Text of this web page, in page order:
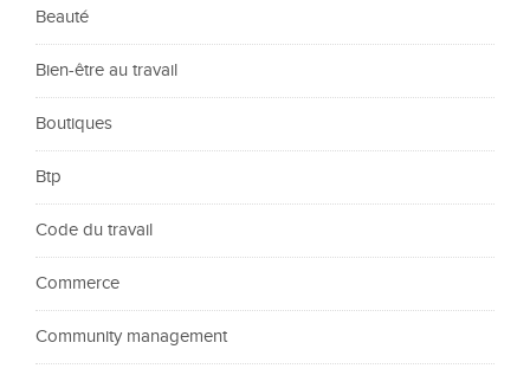
Beauté
Bien-être au travail
Boutiques
Btp
Code du travail
Commerce
Community management